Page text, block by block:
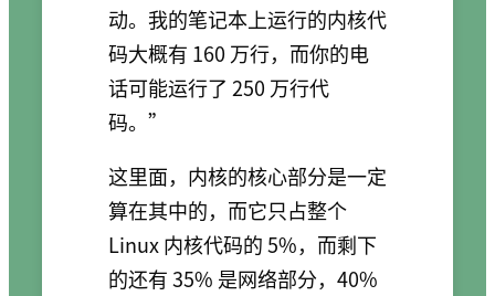
动。我的笔记本上运行的内核代
码大概有 160 万行，而你的电
话可能运行了 250 万行代
码。”
这里面，内核的核心部分是一定
算在其中的，而它只占整个
Linux 内核代码的 5%，而剩下
的还有 35% 是网络部分，40%